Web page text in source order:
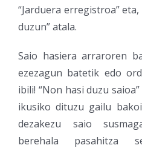
“Jarduera erregistroa”
duzun” atala.
Saio hasiera arraroren
ezezagun batetik edo
ibili! “Non hasi duzu
ikusiko dituzu gailu
dezakezu saio
berehala pasahitza